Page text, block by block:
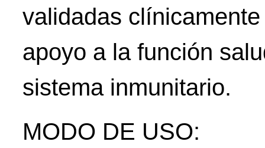
validadas
apoyo a la función
sistema inmunitario.
MODO DE USO: